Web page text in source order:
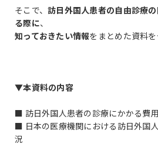
そこで、訪日外国人患者の自由診療
る際に、
知っておきたい情報をまとめた資料を
▼本資料の内容
■ 訪日外国人患者の診療にかかる費
■ 日本の医療機関における訪日外国
況